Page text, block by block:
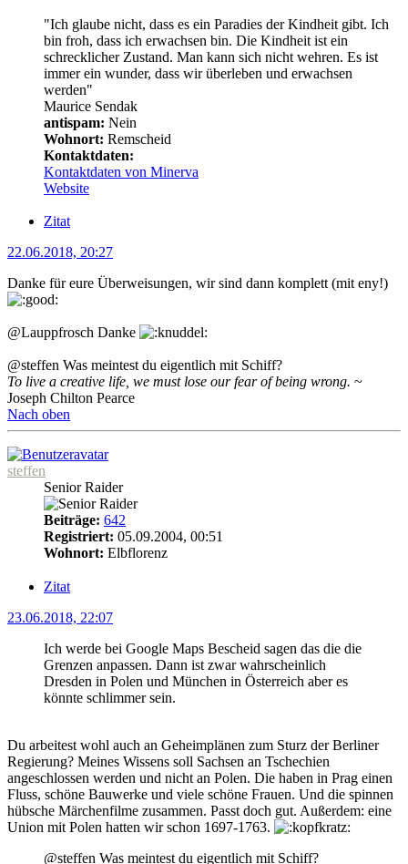
"Ich glaube nicht, dass es ein Paradies der Kindheit gibt. Ich
bin froh, dass ich erwachsen bin. Die Kindheit ist ein
schrecklicher Zustand. Man kann sich nicht wehren. Es ist
immer ein wunder, dass wir überleben und erwachsen
werden"
Maurice Sendak
antispam: Nein
Wohnort: Remscheid
Kontaktdaten:
Kontaktdaten von Minerva
Website
Zitat
22.06.2018, 20:27
Danke für eure Überweisungen, wir sind dann komplett (mit eny!)
@Lauppfrosch Danke
@steffen Was meintest du eigentlich mit Schiff?
To live a creative life, we must lose our fear of being wrong. ~
Joseph Chilton Pearce
Nach oben
steffen
Senior Raider
Beiträge: 642
Registriert: 05.09.2004, 00:51
Wohnort: Elbflorenz
Zitat
23.06.2018, 22:07
Ich werde bei Google Maps Bescheid sagen das die die
Grenzen anpassen. Dann ist zwar wahrscheinlich
Dresden in Polen und München in Österreich aber es
könnte schlimmer sein.
Du arbeitest wohl auch an Geheimplänen zum Sturz der Berliner
Regierung? Meines Wissens soll Sachsen an Tschechien
angeschlossen werden und nicht an Polen. Die haben in Prag einen
Fluss, schöne Bauwerke und viele schöne Frauen. Und die spinnen
hübsche Märchenfilme zusammen. Passt doch gut. Außerdem: eine
Union mit Polen hatten wir schon 1697-1763.
@steffen Was meintest du eigentlich mit Schiff?